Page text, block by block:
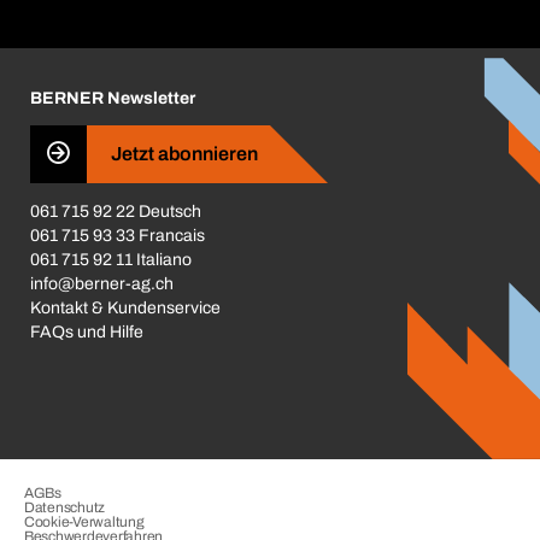
Business Conduct
BERNER Newsletter
Jetzt abonnieren
061 715 92 22 Deutsch
061 715 93 33 Francais
061 715 92 11 Italiano
info@berner-ag.ch
Kontakt & Kundenservice
FAQs und Hilfe
AGBs
Datenschutz
Cookie-Verwaltung
Beschwerdeverfahren